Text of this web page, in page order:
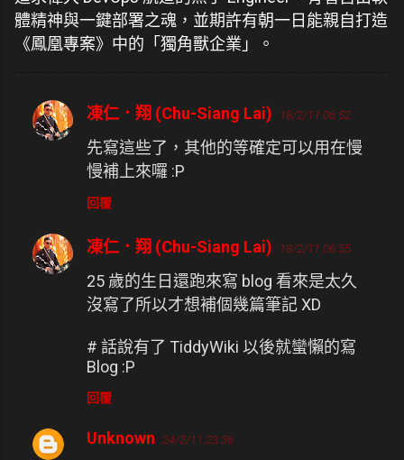
體精神與一鍵部署之魂，並期許有朝一日能親自打造
《鳳凰專案》中的「獨角獸企業」。
留
言
凍仁．翔 (Chu-Siang Lai) 18/2/11 06:52
先寫這些了，其他的等確定可以用在慢
慢補上來囉 :P
回覆
凍仁．翔 (Chu-Siang Lai) 18/2/11 06:55
25 歲的生日還跑來寫 blog 看來是太久
沒寫了所以才想補個幾篇筆記 XD
# 話說有了 TiddyWiki 以後就蠻懶的寫
Blog :P
回覆
Unknown 24/2/11 23:36